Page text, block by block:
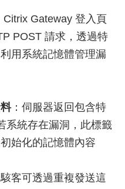
Citrix Gateway 登入頁
POST 請求，透過特
用系統記憶體管理漏
：伺服器返回包含特
系統存在漏洞，此標籤
始化的記憶體內容
駭客可透過重複發送這